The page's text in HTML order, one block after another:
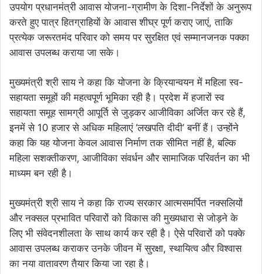
उपयोग प्रधानमंत्री आवास योजना-ग्रामीण के दिशा-निर्देशों के अनुरूप
करते हुए पात्र हितग्राहियों के आवास शीघ्र पूर्ण कराए जाएं, ताकि
प्रत्येक जरूरतमंद परिवार को समय पर सुरक्षित एवं सम्मानजनक पक्का
आवास उपलब्ध कराया जा सके।
मुख्यमंत्री श्री साय ने कहा कि योजना के क्रियान्वयन में महिला स्व-
सहायता समूहों की महत्वपूर्ण भूमिका रही है। प्रदेश में हजारों स्व
सहायता समूह सामग्री आपूर्ति से जुड़कर आजीविका अर्जित कर रहे हैं,
इनमें से 10 हजार से अधिक महिलाएं ‘लखपति दीदी’ बनीं हैं। उन्होंने
कहा कि यह योजना केवल आवास निर्माण तक सीमित नहीं है, बल्कि
महिला सशक्तीकरण, आजीविका संवर्धन और सामाजिक परिवर्तन का भी
माध्यम बन रही है।
मुख्यमंत्री श्री साय ने कहा कि राज्य सरकार आत्मसमर्पित नक्सलियों
और नक्सल प्रभावित परिवारों को विकास की मुख्यधारा से जोड़ने के
लिए भी संवेदनशीलता के साथ कार्य कर रही है। ऐसे परिवारों को पक्के
आवास उपलब्ध कराकर उनके जीवन में सुरक्षा, स्थायित्व और विश्वास
का नया वातावरण तैयार किया जा रहा है।